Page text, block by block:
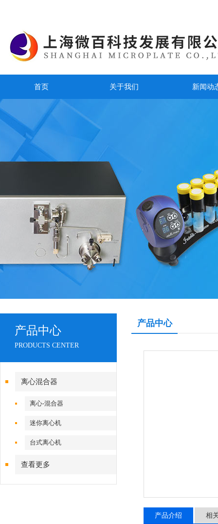
首页 关于我们 新闻动
产品中心
PRODUCTS CENTER
离心混合器
离心-混合器
迷你离心机
台式离心机
查看更多
产品中心
产品介绍 相